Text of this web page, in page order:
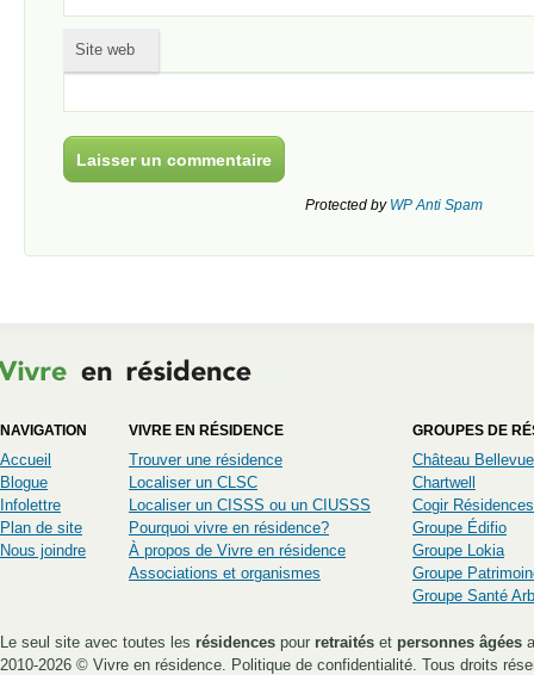
Site web
Protected by WP Anti Spam
NAVIGATION
Accueil
Blogue
Infolettre
Plan de site
Nous joindre
VIVRE EN RÉSIDENCE
Trouver une résidence
Localiser un CLSC
Localiser un CISSS ou un CIUSSS
Pourquoi vivre en résidence?
À propos de Vivre en résidence
Associations et organismes
GROUPES DE
Château Bellevue
Chartwell
Cogir Résidences
Groupe Édifio
Groupe Lokia
Groupe
Groupe Santé
Le seul site avec toutes les résidences pour retraités et personnes âgées
2010-2026 © Vivre en résidence Politique de confidentialité . Tous droits